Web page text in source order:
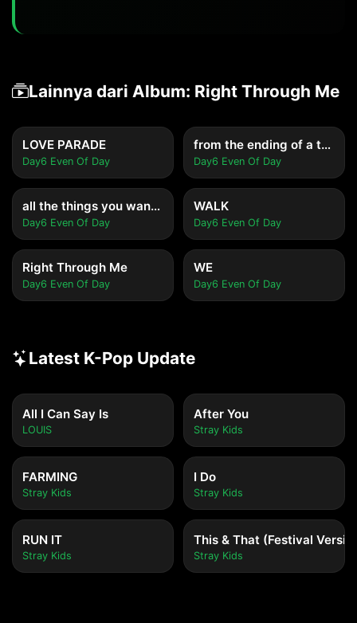
Lainnya dari Album: Right Through Me
LOVE PARADE
Day6 Even Of Day
from the ending of a tragedy
Day6 Even Of Day
all the things you wanted
Day6 Even Of Day
WALK
Day6 Even Of Day
Right Through Me
Day6 Even Of Day
WE
Day6 Even Of Day
Latest K-Pop Update
All I Can Say Is
LOUIS
After You
Stray Kids
FARMING
Stray Kids
I Do
Stray Kids
RUN IT
Stray Kids
This & That (Festival
Stray Kids